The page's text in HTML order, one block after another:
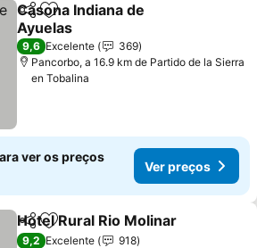
PartilharAdicionar aos favoritos
Casona Indiana de
Ayuelas
Ver preços
9,6 Excelente
369
Pancorbo, a 16.9 km de Partido de la Sierra
en Tobalina
ver os preços
Ver preços
PartilharAdicionar aos favoritos
Hotel Rural Rio Molinar
9,2 Excelente
918